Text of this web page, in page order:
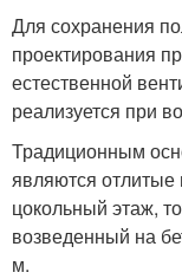
Для сохранения
проектирования
естественной
реализуется при
Традиционным
являются
цокольный этаж,
возведенный на
м.